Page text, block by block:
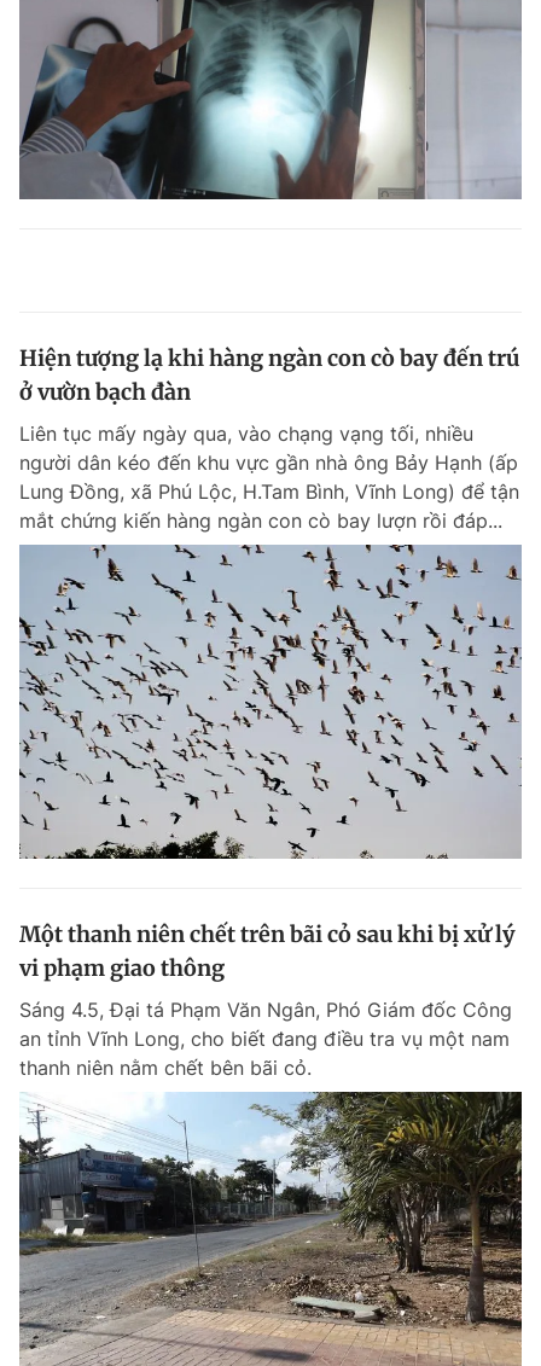
Hiện tượng lạ khi hàng ngàn con cò bay đến trú
ở vườn bạch đàn
Liên tục mấy ngày qua, vào chạng vạng tối, nhiều
người dân kéo đến khu vực gần nhà ông Bảy Hạnh (ấp
Lung Đồng, xã Phú Lộc, H.Tam Bình, Vĩnh Long) để tận
mắt chứng kiến hàng ngàn con cò bay lượn rồi đáp...
Một thanh niên chết trên bãi cỏ sau khi bị xử lý
vi phạm giao thông
Sáng 4.5, Đại tá Phạm Văn Ngân, Phó Giám đốc Công
an tỉnh Vĩnh Long, cho biết đang điều tra vụ một nam
thanh niên nằm chết bên bãi cỏ.